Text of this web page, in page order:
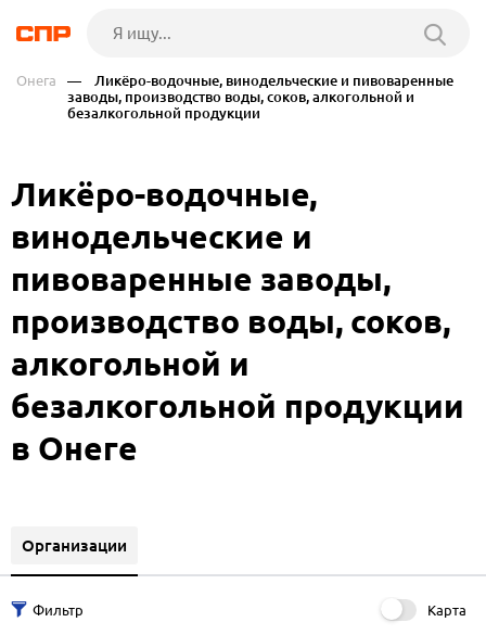
Онега
— Ликёро-водочные, винодельческие и пивоваренные
заводы, производство воды, соков, алкогольной и
безалкогольной продукции
Ликёро-водочные,
винодельческие и
пивоваренные заводы,
производство воды, соков,
алкогольной и
безалкогольной продукции
в Онеге
Организации
Карта